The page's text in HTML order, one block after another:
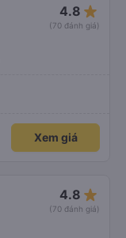
4.8 star_rate
(70 đánh giá)
Xem giá
4.8 star_rate
(70 đánh giá)